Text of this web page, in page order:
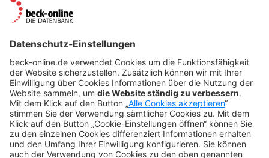
Der Verlag
Nachhaltigkeit
NÜTZLICHES
FAQs
Tipps & Tricks
Newsletter
Abo kündigen
Widerruf
SONSTIGES